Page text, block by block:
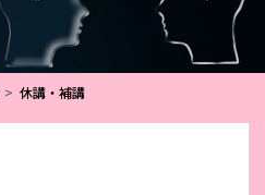
休講・補講